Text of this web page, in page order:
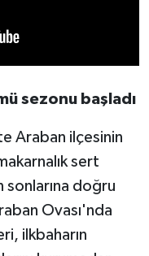
sezonu başladı
Araban ilçesinin
sert
sonlarına doğru
Ovası'nda
ilkbaharın